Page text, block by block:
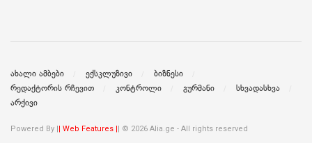
ახალი ამბები ექსკლუზივი
ბიზნესი
რედაქტორის რჩევით
კონტროლი გურმანი
სხვადასხვა
არქივი
Powered By || Web Features || © 2026 Alia.ge - All rights reserved